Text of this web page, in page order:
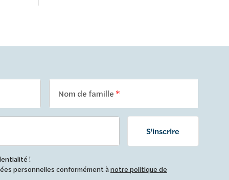
Nom de famille
S'inscrire
!
personnelles conformément ànotre politique de